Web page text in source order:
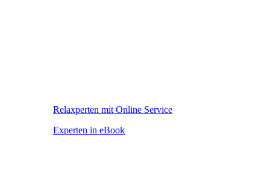
Relaxperten mit Online Service
Experten in eBook